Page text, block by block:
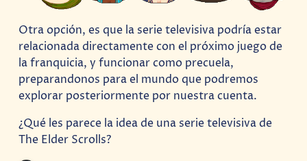
Otra opción, es que la serie televisiva podría estar
relacionada directamente con el próximo juego de
la franquicia, y funcionar como precuela,
preparandonos para el mundo que podremos
explorar posteriormente por nuestra cuenta.
¿Qué les parece la idea de una serie televisiva de
The Elder Scrolls?